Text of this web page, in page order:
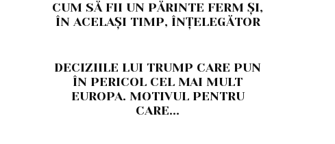
CUM SĂ FII UN PĂRINTE FERM ȘI,
ÎN ACELAȘI TIMP, ÎNȚELEGĂTOR
DECIZIILE LUI TRUMP CARE PUN
ÎN PERICOL CEL MAI MULT
EUROPA. MOTIVUL PENTRU
CARE...